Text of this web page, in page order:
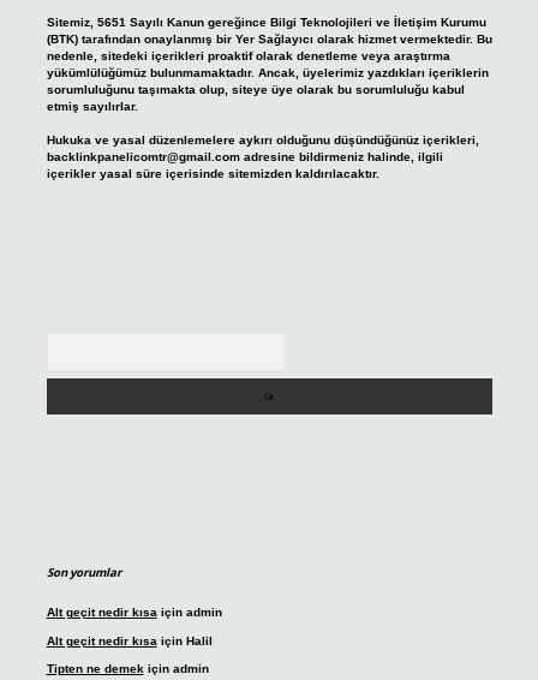
Sitemiz, 5651 Sayılı Kanun gereğince Bilgi Teknolojileri ve İletişim Kurumu
(BTK) tarafından onaylanmış bir Yer Sağlayıcı olarak hizmet vermektedir. Bu
nedenle, sitedeki içerikleri proaktif olarak denetleme veya araştırma
yükümlülüğümüz bulunmamaktadır. Ancak, üyelerimiz yazdıkları içeriklerin
sorumluluğunu taşımakta olup, siteye üye olarak bu sorumluluğu kabul
etmiş sayılırlar.
Hukuka ve yasal düzenlemelere aykırı olduğunu düşündüğünüz içerikleri,
backlinkpanelicomtr@gmail.comadresine bildirmeniz halinde, ilgili
içerikler yasal süre içerisinde sitemizden kaldırılacaktır.
Son yorumlar
Alt geçit nedir kısa için admin
Alt geçit nedir kısa için Halil
Tipten ne demekiçin admin